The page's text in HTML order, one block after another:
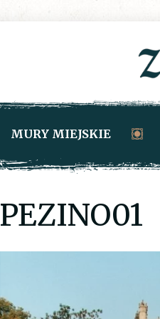
MURY MIEJSKIE
PEZINO01